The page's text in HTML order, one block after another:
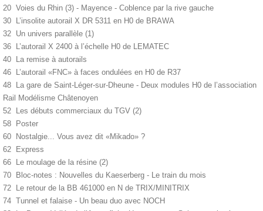
20 Voies du Rhin (3) - Mayence - Coblence par la rive gauche
30 L’insolite autorail X DR 5311 en H0 de BRAWA
32 Un univers parallèle (1)
36 L’autorail X 2400 à l’échelle H0 de LEMATEC
40 La remise à autorails
46 L’autorail «FNC» à faces ondulées en H0 de R37
48 La gare de Saint-Léger-sur-Dheune - Deux modules H0 de l’association
Rail Modélisme Châtenoyen
52 Les débuts commerciaux du TGV (2)
58 Poster
60 Nostalgie... Vous avez dit «Mikado» ?
62 Express
66 Le moulage de la résine (2)
70 Bloc-notes : Nouvelles du Kaeserberg - Le train du mois
72 Le retour de la BB 461000 en N de TRIX/MINITRIX
74 Tunnel et falaise - Un beau duo avec NOCH